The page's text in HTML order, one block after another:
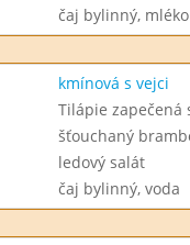
čaj bylinný, mléko
kmínová s vejci
Tilápie zapečená
šťouchaný
ledový salát
čaj bylinný, voda